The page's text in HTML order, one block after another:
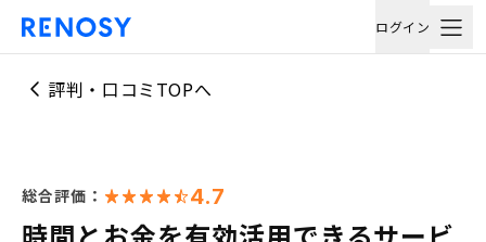
ログイン
評判・口コミTOPへ
総合評価： 4.7